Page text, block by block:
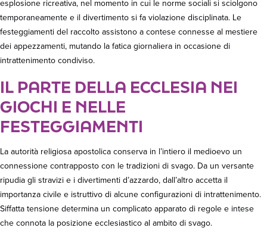
esplosione ricreativa, nel momento in cui le norme sociali si sciolgono
temporaneamente e il divertimento si fa violazione disciplinata. Le
festeggiamenti del raccolto assistono a contese connesse al mestiere
dei appezzamenti, mutando la fatica giornaliera in occasione di
intrattenimento condiviso.
IL PARTE DELLA ECCLESIA NEI
GIOCHI E NELLE
FESTEGGIAMENTI
La autorità religiosa apostolica conserva in l’intiero il medioevo un
connessione contrapposto con le tradizioni di svago. Da un versante
ripudia gli stravizi e i divertimenti d’azzardo, dall’altro accetta il
importanza civile e istruttivo di alcune configurazioni di intrattenimento.
Siffatta tensione determina un complicato apparato di regole e intese
che connota la posizione ecclesiastico al ambito di svago.